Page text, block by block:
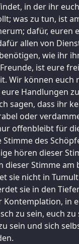
in der ihr
was zu tun, ist
dafür, euren
allen von
wie ihr
ist eure
Wir können euch
Handlungen
sagen, dass ihr
oder
offenbleibt für
des
hören dieser
Stimme am
sie nicht in
sie in den
Kontemplation, in
zu sein, euch zu
sein und sich